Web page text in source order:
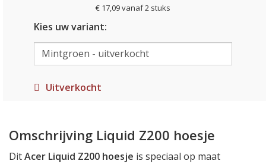
€ 17,09 vanaf 2 stuks
Kies uw variant:
Uitverkocht
Omschrijving Liquid Z200 hoesje
DitAcer Liquid Z200 hoesje is speciaal op maat